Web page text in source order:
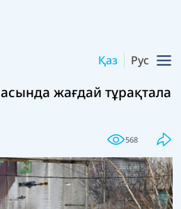
Қаз Рус
жағдай тұрақтала
568